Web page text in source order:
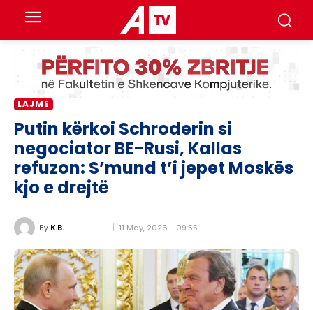
LAJME
Putin kërkoi Schroderin si
negociator BE-Rusi, Kallas
refuzon: S’mund t’i jepet Moskës
kjo e drejtë
By K.B. 11 May, 2026 - 09:55